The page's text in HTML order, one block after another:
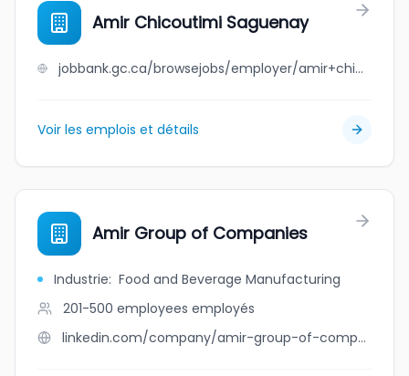
Amir Chicoutimi Saguenay
jobbank.gc.ca/browsejobs/employer/amir+chicoutimi+saguenay/ca
Voir les emplois et détails
Amir Group of Companies
Industrie: Food and Beverage Manufacturing
201-500 employees employés
linkedin.com/company/amir-group-of-companies